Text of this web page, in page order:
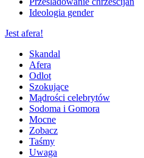
Ideologia gender
Jest afera!
Skandal
Afera
Odlot
Szokujące
Mądrości celebrytów
Sodoma i Gomora
Mocne
Zobacz
Taśmy
Uwaga